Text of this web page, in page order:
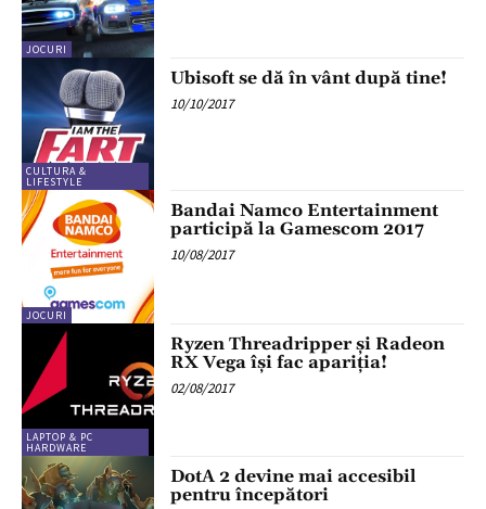
JOCURI
CULTURA &
LIFESTYLE
Ubisoft se dă în vânt după tine!
10/10/2017
JOCURI
Bandai Namco Entertainment
participă la Gamescom 2017
10/08/2017
LAPTOP & PC
HARDWARE
Ryzen Threadripper și Radeon
RX Vega își fac apariția!
02/08/2017
DotA 2 devine mai accesibil
pentru începători